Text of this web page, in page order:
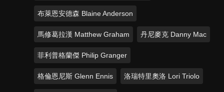
布萊恩安德森 Blaine Anderson
馬修葛拉漢 Matthew Graham 丹尼麥克 Danny Mac
菲利普格蘭傑 Philip Granger
格倫恩尼斯 Glenn Ennis 洛瑞特里奧洛 Lori Triolo